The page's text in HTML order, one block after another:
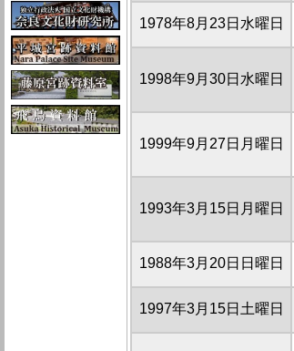
1978年8月23日水曜日
1998年9月30日水曜日
1999年9月27日月曜日
1993年3月15日月曜日
1988年3月20日日曜日
1997年3月15日土曜日